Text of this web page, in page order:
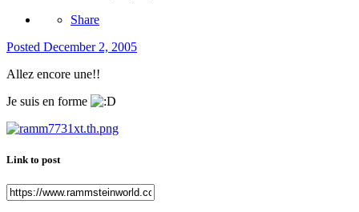
Share
Posted December 2, 2005
Allez encore une!!
Je suis en forme
Link to post